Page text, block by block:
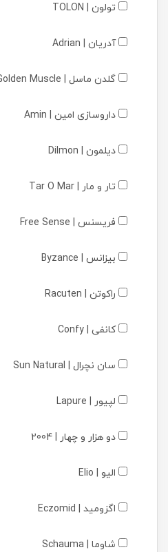
تولون | TOLON
آدریان | Adrian
گلدن ماسل | Golden Muscle
داروسازی امین | Amin
دیلمون | Dilmon
تار و مار | Tar O Mar
فریسنس | Free Sense
بیزانس | Byzance
راکوتن | Racuten
کانفی | Confy
سان نچرال | Sun Natural
لپیور | Lapure
دو هزار و چهار | 2004
الیو | Elio
اگزومید | Eczomid
شاوما | Schauma